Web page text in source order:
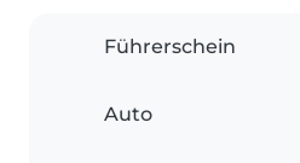
Führerschein
Auto